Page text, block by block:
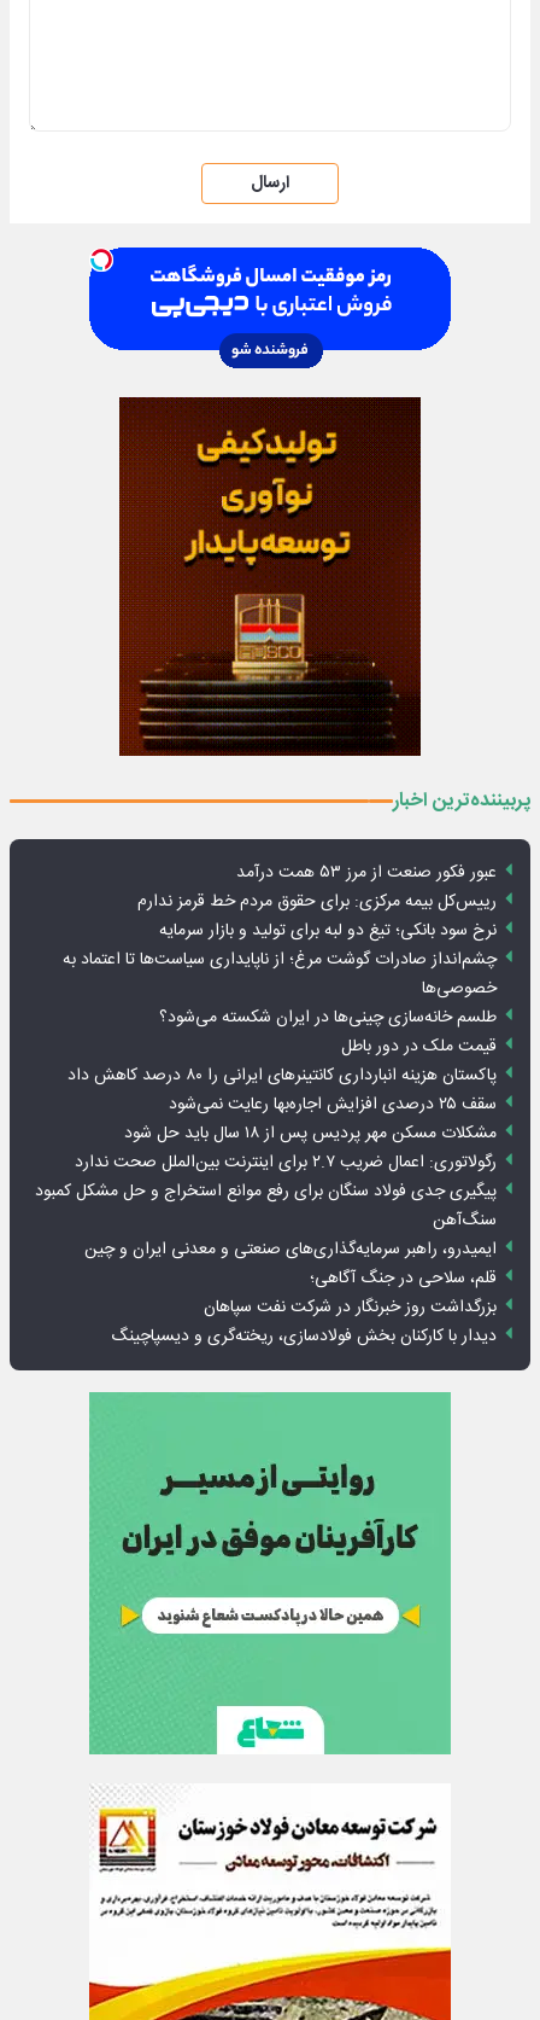
ارسال
پربیننده‌ترین اخبار
عبور فکور صنعت از مرز ۵۳ همت درآمد
رییس‌کل بیمه مرکزی: برای حقوق مردم خط قرمز ندارم
نرخ سود بانکی؛ تیغ دو لبه برای تولید و بازار سرمایه
چشم‌انداز صادرات گوشت مرغ؛ از ناپایداری سیاست‌ها تا اعتماد به
خصوصی‌ها
طلسم خانه‌سازی چینی‌ها در ایران شکسته می‌شود؟
قیمت ملک در دور باطل
پاکستان هزینه انبارداری کانتینرهای ایرانی را ۸۰ درصد کاهش داد
سقف ۲۵ درصدی افزایش اجاره‌بها رعایت نمی‌شود
مشکلات مسکن مهر پردیس پس از ۱۸ سال باید حل شود
رگولاتوری: اعمال ضریب ۲.۷ برای اینترنت بین‌الملل صحت ندارد
پیگیری جدی فولاد سنگان برای رفع موانع استخراج و حل مشکل کمبود
سنگ‌آهن
ایمیدرو، راهبر سرمایه‌گذاری‌های صنعتی و معدنی ایران و چین
قلم، سلاحی در جنگ آگاهی؛
بزرگداشت روز خبرنگار در شرکت نفت سپاهان
دیدار با کارکنان بخش فولادسازی، ریخته‌گری و دیسپاچینگ